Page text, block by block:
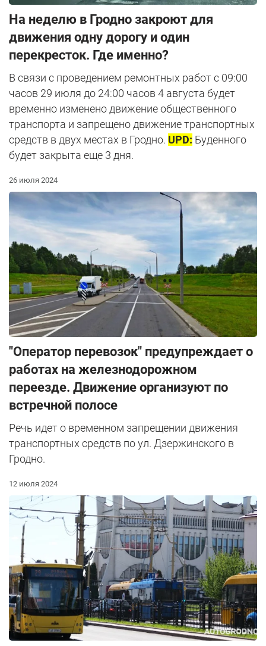
На неделю в Гродно закроют для
движения одну дорогу и один
перекресток. Где именно?
В связи с проведением ремонтных работ с 09:00
часов 29 июля до 24:00 часов 4 августа будет
временно изменено движение общественного
транспорта и запрещено движение транспортных
средств в двух местах в Гродно. UPD: Буденного
будет закрыта еще 3 дня.
26 июля 2024
"Оператор перевозок" предупреждает о
работах на железнодорожном
переезде. Движение организуют по
встречной полосе
Речь идет о временном запрещении движения
транспортных средств по ул. Дзержинского в
Гродно.
12 июля 2024